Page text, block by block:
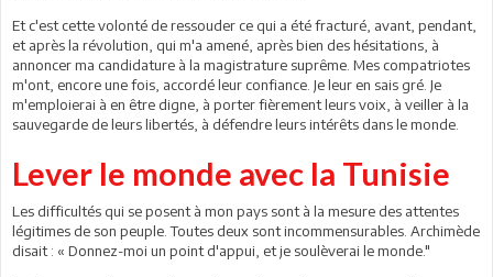
Et c'est cette volonté de ressouder ce qui a été fracturé, avant, pendant,
et après la révolution, qui m'a amené, après bien des hésitations, à
annoncer ma candidature à la magistrature suprême. Mes compatriotes
m'ont, encore une fois, accordé leur confiance. Je leur en sais gré. Je
m'emploierai à en être digne, à porter fièrement leurs voix, à veiller à la
sauvegarde de leurs libertés, à défendre leurs intérêts dans le monde.
Lever le monde avec la Tunisie
Les difficultés qui se posent à mon pays sont à la mesure des attentes
légitimes de son peuple. Toutes deux sont incommensurables. Archimède
disait : « Donnez-moi un point d'appui, et je soulèverai le monde."